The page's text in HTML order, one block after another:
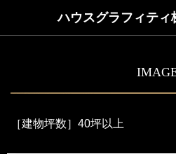
ハウスグラフィティ
［建物坪数］ 40坪以上